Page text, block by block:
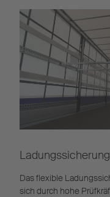
Das flexible
sich durch hohe